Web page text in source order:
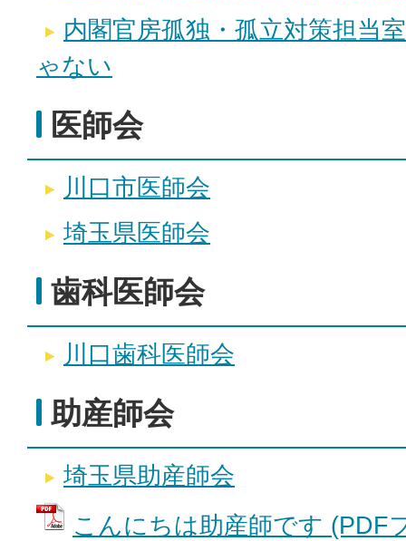
内閣官房孤独・孤立対策担当
ゃない
医師会
川口市医師会
埼玉県医師会
歯科医師会
川口歯科医師会
助産師会
埼玉県助産師会
こんにちは助産師です (PDF